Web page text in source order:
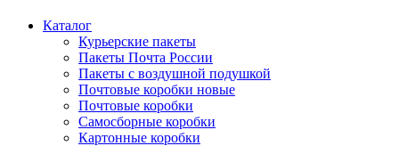
Каталог
Курьерские пакеты
Пакеты Почта России
Пакеты с воздушной подушкой
Почтовые коробки новые
Почтовые коробки
Самосборные коробки
Картонные коробки